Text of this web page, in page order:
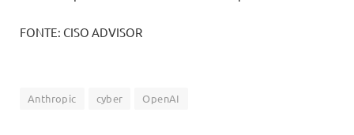
FONTE: CISO ADVISOR
Anthropic cyber OpenAI